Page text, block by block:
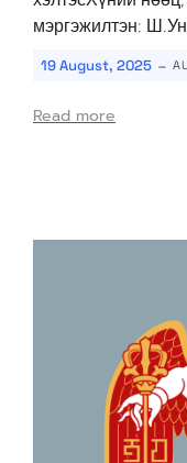
мэргэжилтэн:
19 August, 2025 -
Read more